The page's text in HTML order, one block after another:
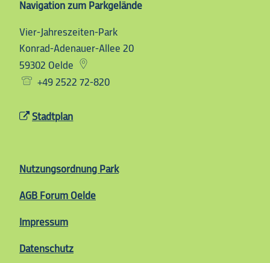
Navigation zum Parkgelände
Vier-Jahreszeiten-Park
Konrad-Adenauer-Allee 20
59302 Oelde
+49 2522 72-820
Stadtplan
Nutzungsordnung Park
AGB Forum Oelde
Impressum
Datenschutz